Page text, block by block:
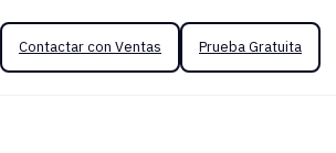
Contactar con Ventas Prueba Gratuita